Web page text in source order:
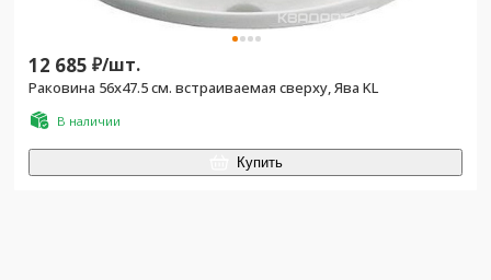
12 685 ₽/шт.
Раковина 56x47.5 см. встраиваемая сверху, Ява KL
В наличии
Купить